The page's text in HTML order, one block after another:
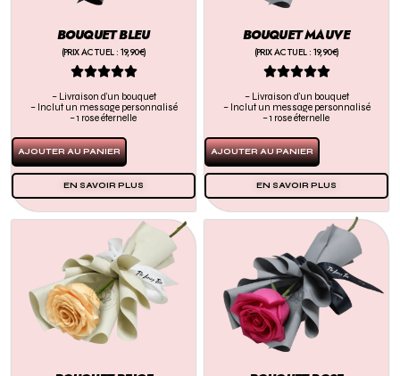
BOUQUET BLEU
(PRIX ACTUEL : 19,90€)

– Livraison d’un bouquet
– Inclut un message personnalisé
– 1 rose éternelle
AJOUTER AU PANIER
EN SAVOIR PLUS
BOUQUET MAUVE
(PRIX ACTUEL : 19,90€)

– Livraison d’un bouquet
– Inclut un message personnalisé
– 1 rose éternelle
AJOUTER AU PANIER
EN SAVOIR PLUS